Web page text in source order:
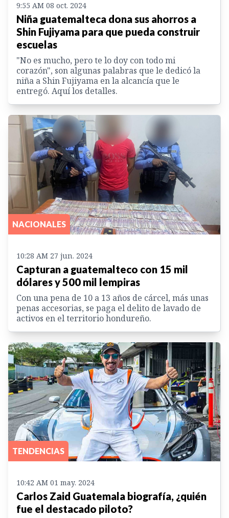
9:55 AM 08 oct. 2024
Niña guatemalteca dona sus ahorros a
Shin Fujiyama para que pueda construir
escuelas
"No es mucho, pero te lo doy con todo mi
corazón", son algunas palabras que le dedicó la
niña a Shin Fujiyama en la alcancía que le
entregó. Aquí los detalles.
NACIONALES
10:28 AM 27 jun. 2024
Capturan a guatemalteco con 15 mil
dólares y 500 mil lempiras
Con una pena de 10 a 13 años de cárcel, más unas
penas accesorias, se paga el delito de lavado de
activos en el territorio hondureño.
TENDENCIAS
10:42 AM 01 may. 2024
Carlos Zaid Guatemala biografía, ¿quién
fue el destacado piloto?